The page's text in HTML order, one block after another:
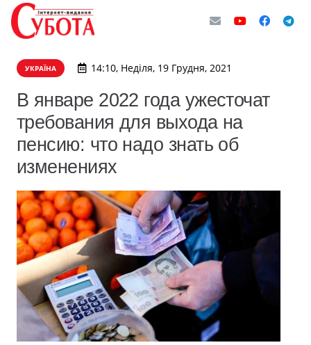
УКРАЇНА 14:10, Неділя, 19 Грудня, 2021
В январе 2022 года ужесточат
требования для выхода на
пенсию: что надо знать об
изменениях